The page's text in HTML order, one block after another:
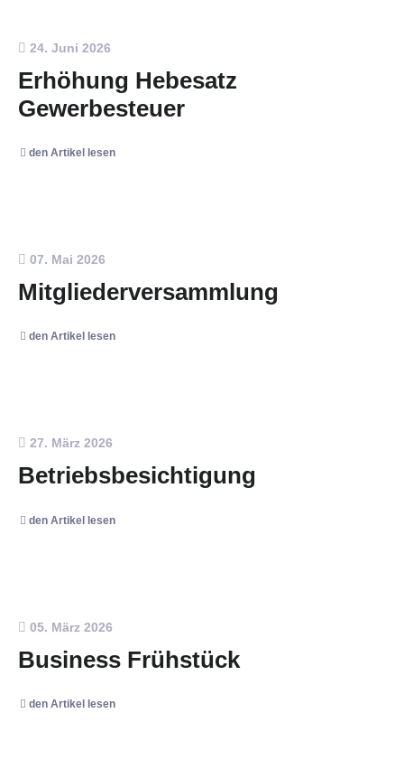
24. Juni 2026
Erhöhung Hebesatz
Gewerbesteuer
den Artikel lesen
07. Mai 2026
Mitgliederversammlung
den Artikel lesen
27. März 2026
Betriebsbesichtigung
den Artikel lesen
05. März 2026
Business Frühstück
den Artikel lesen